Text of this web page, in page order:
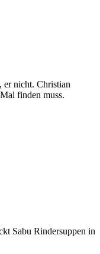
er nicht. Christian
finden muss.
Sabu Rindersuppen in